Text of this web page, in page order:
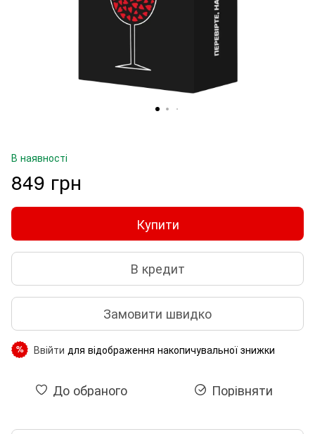
В наявності
849 грн
Купити
В кредит
Замовити швидко
% Ввійти для відображення накопичувальної знижки
До обраного Порівняти